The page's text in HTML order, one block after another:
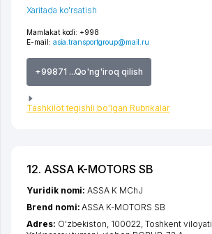
Mamlakat kodi: +998
E-mail: asia.transportgroup@mail.ru
+99871 ...Qo'ng'iroq qilish
Tashkilot tegishli bo'lgan Rubrikalar
Xaritada ko'rsatish
12. ASSA K-MOTORS SB
Yuridik nomi:ASSA K MChJ
Brend nomi:ASSA K-MOTORS SB
Adres: O'zbekiston, 100022, Toshkent viloyati